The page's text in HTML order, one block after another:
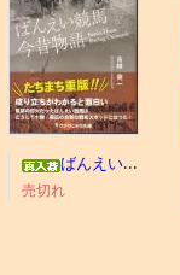
ばんえい競馬今昔物語
売切れ